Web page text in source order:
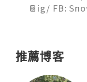
📔ig/ FB:
推薦博客